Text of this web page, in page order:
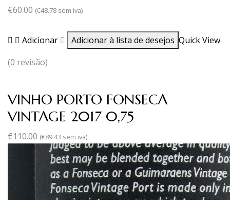
€60.00 (€48.78 sem iva)
Adicionar Adicionar à lista de desejos Quick View
(0 revisão)
VINHO PORTO FONSECA
VINTAGE 2017 0,75
€110.00 (€89.43 sem iva)